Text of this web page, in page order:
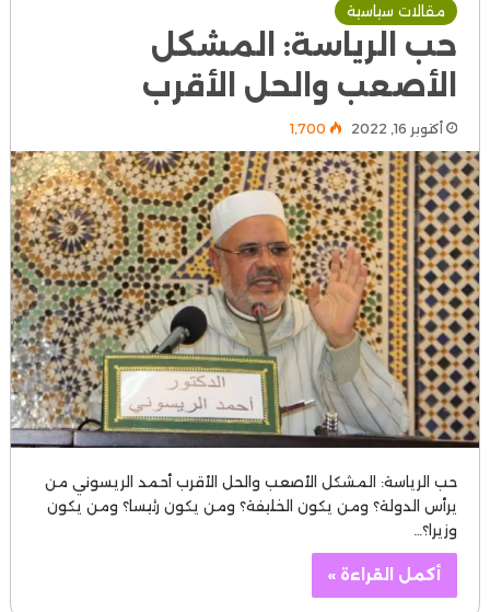
مقالات سياسية
حب الرياسة: المشكل
الأصعب والحل الأقرب
أكتوبر 16, 2022 1٬700
حب الرياسة: المشكل الأصعب والحل الأقرب أحمد الريسوني من
يرأس الدولة؟ ومن يكون الخليفة؟ ومن يكون رئيسا؟ ومن يكون
وزيرا؟…
أكمل القراءة »